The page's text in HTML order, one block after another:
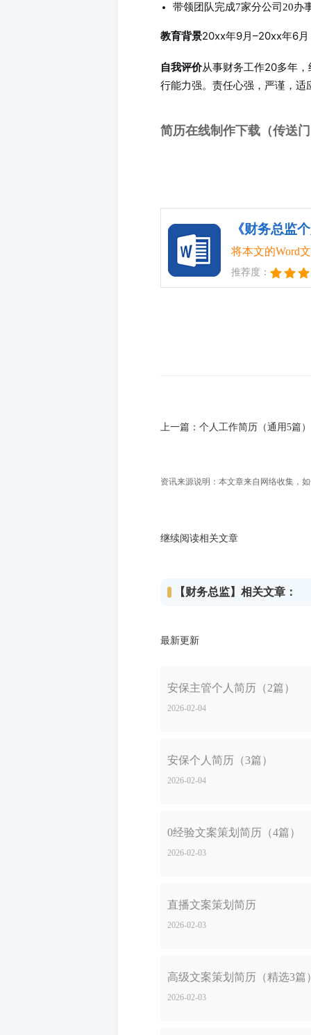
带领团队完成7家分公司20办
教育背景20xx年9月–20xx年6
自我评价从事财务工作20多年
行能力强。责任心强，严谨，
简历在线制作下载（传送
《财务总监
将本文的Word
推荐度：
上一篇： 个人工作简历（通用5篇）
资讯来源说明：本文章来自网络收集，
继续阅读相关文章
【财务总监】相关文章：
最新更新
安保主管个人简历（2篇）
2026-02-04
安保个人简历（3篇）
2026-02-04
0经验文案策划简历（4篇）
2026-02-03
直播文案策划简历
2026-02-03
高级文案策划简历（精选3篇
2026-02-03